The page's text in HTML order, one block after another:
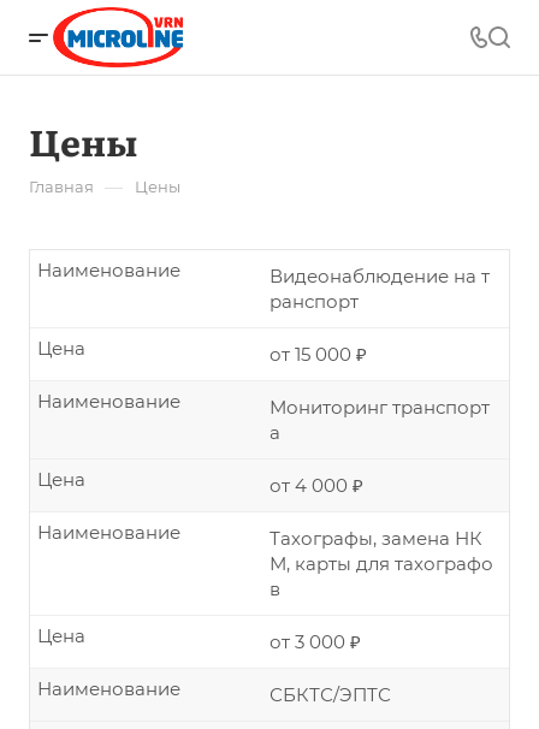
Цены
Главная — Цены
Видеонаблюдение на т
ранспорт
Наименование
от 15 000 ₽
Цена
Мониторинг транспорт
а
Наименование
от 4 000 ₽
Цена
Тахографы, замена НК
М, карты для тахографо
в
Наименование
от 3 000 ₽
Цена
СБКТС/ЭПТС
Наименование